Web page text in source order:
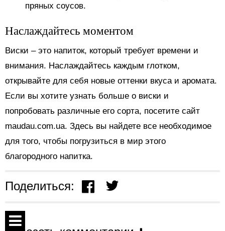
пряных соусов.
Наслаждайтесь моментом
Виски – это напиток, который требует времени и
внимания. Наслаждайтесь каждым глотком,
открывайте для себя новые оттенки вкуса и аромата.
Если вы хотите узнать больше о виски и
попробовать различные его сорта, посетите сайт
maudau.com.ua. Здесь вы найдете все необходимое
для того, чтобы погрузиться в мир этого
благородного напитка.
Поделиться: